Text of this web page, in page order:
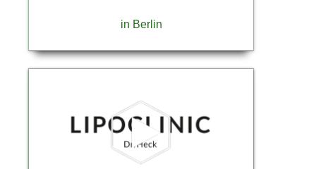
in Berlin